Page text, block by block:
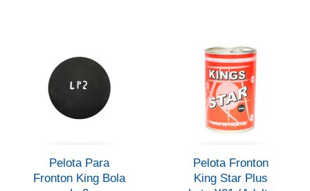
Pelota Para
Fronton King Bola
Pelota Fronton
King Star Plus